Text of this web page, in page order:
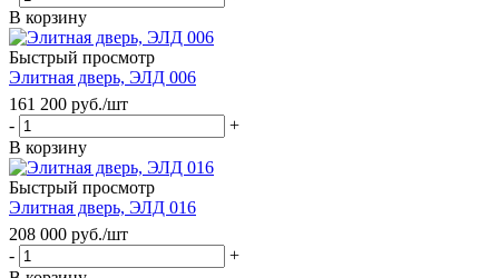
В корзину
Быстрый просмотр
Элитная дверь, ЭЛД 006
161 200 руб./шт
-
+
В корзину
Быстрый просмотр
Элитная дверь, ЭЛД 016
208 000 руб./шт
-
+